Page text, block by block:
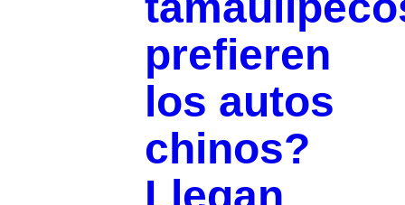
prefieren
los autos
chinos?